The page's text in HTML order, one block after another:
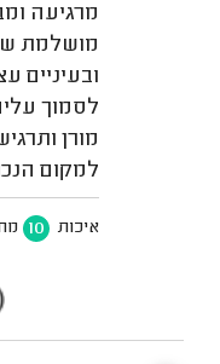
מרגיעה
מושלמת
ובעיניים
לסמוך
מורן
למקום
איכות 10